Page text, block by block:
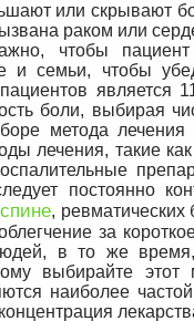
или скрывают
раком или
чтобы
и семьи, чтобы
является
боли, выбирая
метода лечения
лечения, такие
постоянно
, ревматических
за
в то же
выбирайте
наиболее